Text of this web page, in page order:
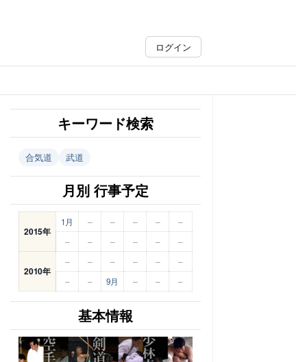
ログイン
キーワード検索
合気道 武道
月別 行事予定
2015年
1月 – – – –
–
–
– – – – –
2010年
– – – – –
–
–
– 9月 – – –
基本情報